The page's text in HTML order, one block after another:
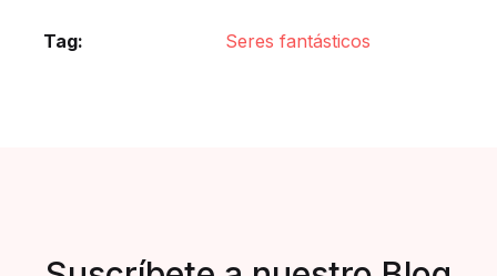
Tag: Seres fantásticos